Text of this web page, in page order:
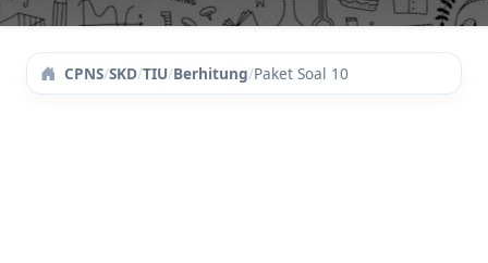
CPNS/SKD/TIU/Berhitung/Paket Soal 10